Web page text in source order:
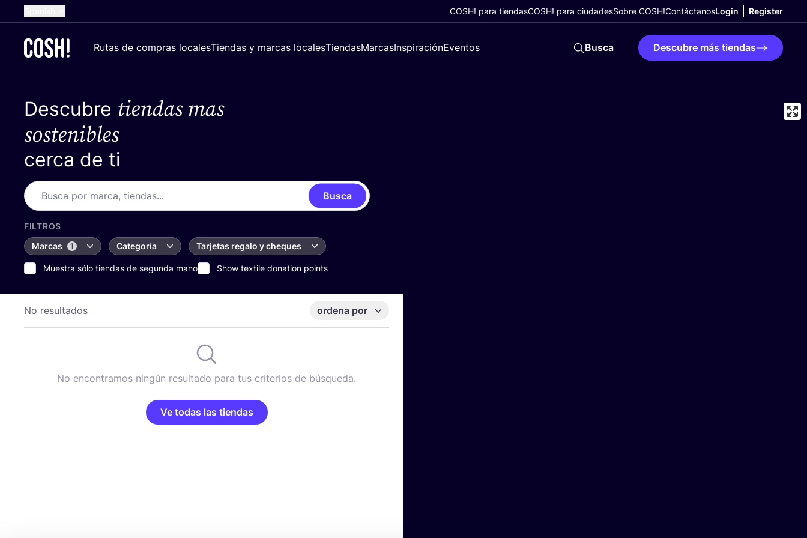
Dutch
German
COSH! para tiendasCOSH! para ciudadesSobre COSH!ContáctanosLogin Register
Rutas de compras localesTiendas y marcas localesTiendasMarcasInspiraciónEventos Busca Descubre más tiendas
Descubre tiendas mas
sostenibles
cerca de ti
Busca
FILTROS
Marcas
1 Categoría Tarjetas regalo y cheques
Muestra sólo tiendas de segunda mano Show textile donation points
No resultados ordena por
No encontramos ningún resultado para tus criterios de búsqueda.
Ve todas las tiendas